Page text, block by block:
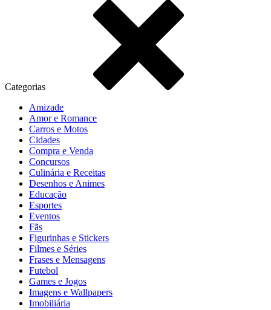
Categorias
Amizade
Amor e Romance
Carros e Motos
Cidades
Compra e Venda
Concursos
Culinária e Receitas
Desenhos e Animes
Educação
Esportes
Eventos
Fãs
Figurinhas e Stickers
Filmes e Séries
Frases e Mensagens
Futebol
Games e Jogos
Imagens e Wallpapers
Imobiliária